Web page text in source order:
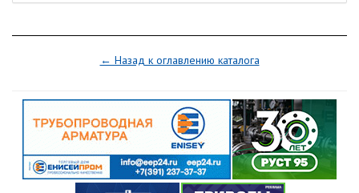
← Назад к оглавлению каталога